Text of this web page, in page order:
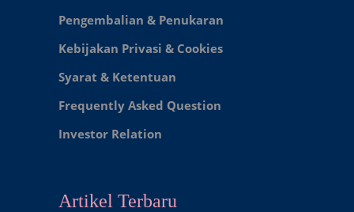
Pengembalian & Penukaran
Kebijakan Privasi & Cookies
Syarat & Ketentuan
Frequently Asked Question
Investor Relation
Artikel Terbaru